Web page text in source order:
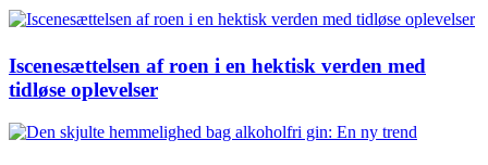
Iscenesættelsen af roen i en hektisk verden med
tidløse oplevelser